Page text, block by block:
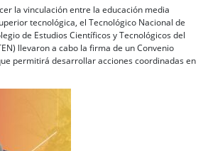
la vinculación entre la educación media
tecnológica, el Tecnológico Nacional de
de Estudios Científicos y Tecnológicos del
llevaron a cabo la firma de un Convenio
permitirá desarrollar acciones coordinadas en